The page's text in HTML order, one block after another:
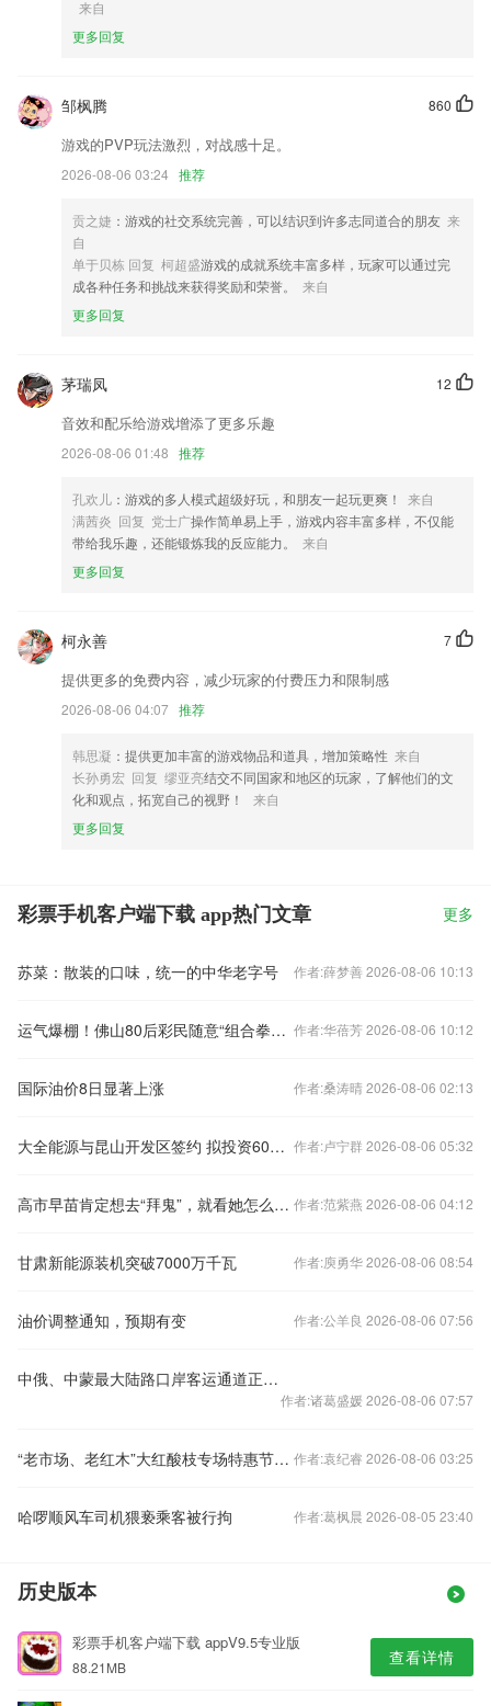
决校考吃、住、行安排，让考生安心准备考试。
优化软件的性能；
新增图标功能，超好看的图标合集等你来用
增强稳定性，防止掉线；
视频去水印后保存页面的优化
增加聊天截图播放功能，修复多个问题
联系我们
进行优化修改。
来自
更多回复
860
邹枫腾
游戏的PVP玩法激烈，对战感十足。
2026-08-06 03:24 推荐
贡之婕 ：游戏的社交系统完善，可以结识到许多志同道合的朋友 来
自
单于贝栋 回复 柯超盛游戏的成就系统丰富多样，玩家可以通过完
成各种任务和挑战来获得奖励和荣誉。
来自
更多回复
12
茅瑞凤
音效和配乐给游戏增添了更多乐趣
2026-08-06 01:48 推荐
孔欢儿 ：游戏的多人模式超级好玩，和朋友一起玩更爽！
来自
满茜炎 回复 党士广操作简单易上手，游戏内容丰富多样，不仅能
带给我乐趣，还能锻炼我的反应能力。
来自
更多回复
7
柯永善
提供更多的免费内容，减少玩家的付费压力和限制感
2026-08-06 04:07 推荐
韩思凝 ：提供更加丰富的游戏物品和道具，增加策略性 来自
长孙勇宏 回复 缪亚亮结交不同国家和地区的玩家，了解他们的文
化和观点，拓宽自己的视野！
来自
更多回复
彩票手机客户端下载 app热门文章 更多
苏菜：散装的口味，统一的中华老字号 作者:薛梦善 2026-08-06 10:13
运气爆棚！佛山80后彩民随意“组合拳”打出双色球千万大奖 作者:华蓓芳 2026-08-06 10:12
国际油价8日显著上涨 作者:桑涛晴 2026-08-06 02:13
大全能源与昆山开发区签约 拟投资60亿元建设智慧能源系统制造基地 作者:卢宁群 2026-08-06 05:32
高市早苗肯定想去“拜鬼”，就看她怎么拜了 作者:范紫燕 2026-08-06 04:12
甘肃新能源装机突破7000万千瓦 作者:庾勇华 2026-08-06 08:54
油价调整通知，预期有变 作者:公羊良 2026-08-06 07:56
中俄、中蒙最大陆路口岸客运通道正式恢复通行
作者:诸葛盛媛 2026-08-06 07:57
“老市场、老红木”大红酸枝专场特惠节活动即将盛大开启 作者:袁纪睿 2026-08-06 03:25
哈啰顺风车司机猥亵乘客被行拘 作者:葛枫晨 2026-08-05 23:40
历史版本
彩票手机客户端下载 appV9.5专业版
88.21MB 查看详情